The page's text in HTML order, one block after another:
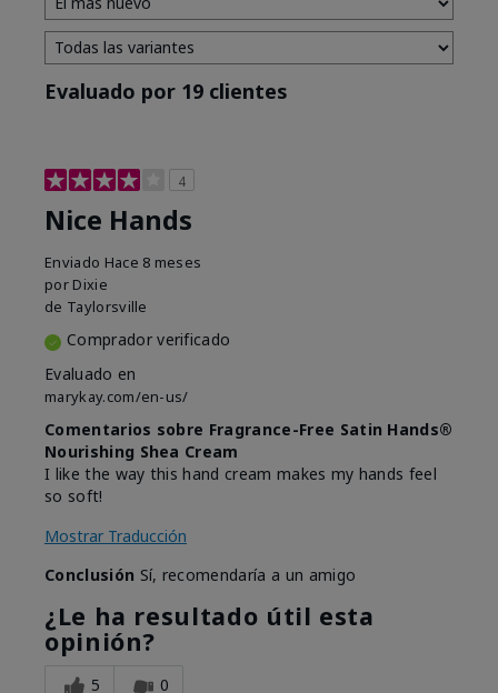
Evaluado por 19 clientes
4
Nice Hands
Enviado Hace 8 meses
por Dixie
de Taylorsville
Comprador verificado
Evaluado en
marykay.com/en-us/
Comentarios sobre Fragrance-Free Satin Hands®
Nourishing Shea Cream
I like the way this hand cream makes my hands feel
so soft!
Mostrar Traducción
Conclusión Sí, recomendaría a un amigo
¿Le ha resultado útil esta
opinión?
5 0